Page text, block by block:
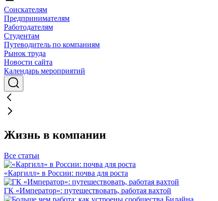
Соискателям
Предпринимателям
Работодателям
Студентам
Путеводитель по компаниям
Рынок труда
Новости сайта
Календарь мероприятий
Жизнь в компании
Все статьи
«Каргилл» в России: почва для роста
ГК «Император»: путешествовать, работая вахтой